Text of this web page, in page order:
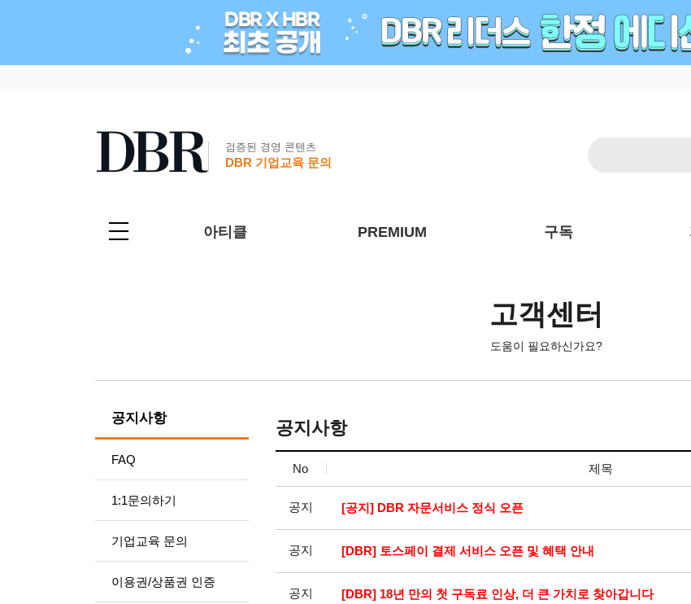
검증된 경영 콘텐츠
DBR 기업교육 문의
아티클 PREMIUM 구독
고객센터
도움이 필요하신가요?
공지사항
FAQ
1:1문의하기
기업교육 문의
이용권/상품권 인증
공지사항
No 제목
공지 [공지] DBR 자문서비스 정식 오픈
공지 [DBR] 토스페이 결제 서비스 오픈 및 혜택 안내
공지 [DBR] 18년 만의 첫 구독료 인상, 더 큰 가치로 찾아갑니다